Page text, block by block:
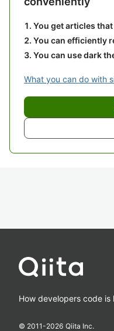
You get articles
You can efficiently
You can use dark
What you can do with
How developers code is
© 2011-2026 Qiita Inc.